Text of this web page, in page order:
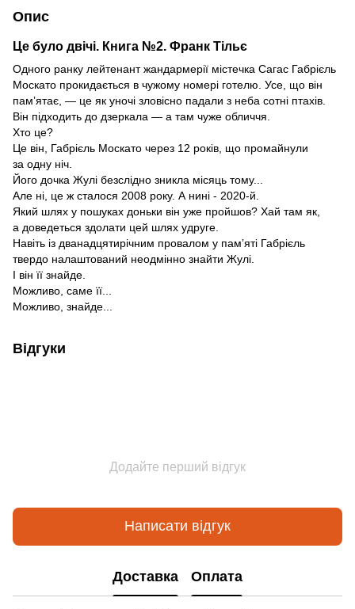
Опис
Це було двічі. Книга №2. Франк Тільє
Одного ранку лейтенант жандармерії містечка Сагас Габрієль
Москато прокидається в чужому номері готелю. Усе, що він
памʼятає, — це як уночі зловісно падали з неба сотні птахів.
Він підходить до дзеркала — а там чуже обличчя.
Хто це?
Це він, Габрієль Москато через 12 років, що промайнули
за одну ніч.
Його дочка Жулі безслідно зникла місяць тому...
Але ні, це ж сталося 2008 року. А нині - 2020-й.
Який шлях у пошуках доньки він уже пройшов? Хай там як,
а доведеться здолати цей шлях удруге.
Навіть із дванадцятирічним провалом у памʼяті Габрієль
твердо налаштований неодмінно знайти Жулі.
І він її знайде.
Можливо, саме її...
Можливо, знайде...
Відгуки
Додайте перший відгук
Написати відгук
Доставка Оплата